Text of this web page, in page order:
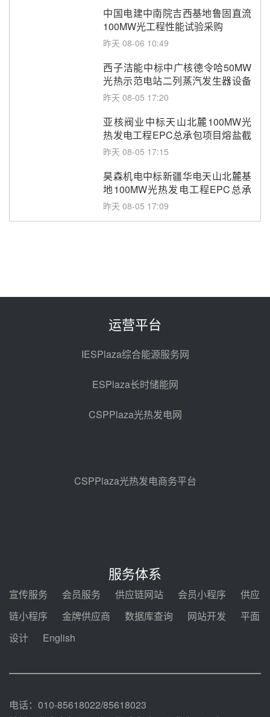
中国电建中南院吉西基地鲁固直流
100MW光工程性能试验采购
昨天 08-06 10:49
西子洁能中标中广核德令哈50MW
光热示范电站二列蒸汽发生器设备
采购
昨天 08-05 17:20
亚核阀业中标天山北麓100MW光
热发电工程EPC总承包项目熔盐截
止阀、熔盐三偏心蝶阀采购
昨天 08-05 17:15
昊森机电中标新疆华电天山北麓基
地100MW光热发电工程EPC总承
包项目熔盐介质超声波流量计采购
昨天 08-05 17:09
电机组灵活性改造项目三元液态盐
2026-2029年熔盐介质框架协议
中能建华中试研院中标重能新疆
100MW光热项目机组调试及性能
试验
前天 08-05 10:41
格局
前天 08-05 09:11
锅中标格尔木项目蒸汽发生系统
甘肃建投安装公司赴京洽谈，深化
瓜州、博州光热项目战略合作
发！明确推动光热发电规模化发展
运营平台
IESPlaza综合能源服务网
ESPlaza长时储能网
CSPPlaza光热发电网
CSPPlaza光热发电商务平台
服务体系
宣传服务 会员服务 供应链网站 会员小程序
供应
链小程序
金牌供应商 数据库查询 网站开发
平面
设计
English
电话：010-85618022/85618023